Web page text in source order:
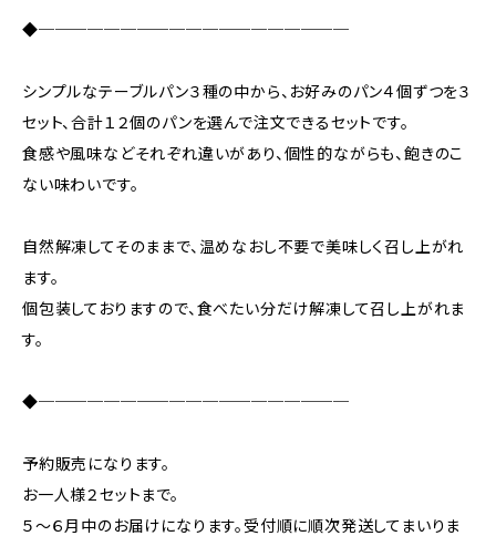
◆───────────────────
シンプルなテーブルパン３種の中から、お好みのパン４個ずつを３
セット、合計１２個のパンを選んで注文できるセットです。
食感や風味などそれぞれ違いがあり、個性的ながらも、飽きのこ
ない味わいです。
自然解凍してそのままで、温めなおし不要で美味しく召し上がれ
ます。
個包装しておりますので、食べたい分だけ解凍して召し上がれま
す。
◆───────────────────
予約販売になります。
お一人様２セットまで。
５～６月中のお届けになります。受付順に順次発送してまいりま